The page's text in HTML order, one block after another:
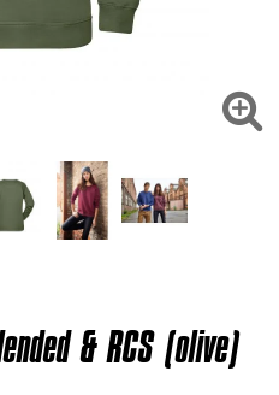
privaten Bedarf

& RCS (olive)